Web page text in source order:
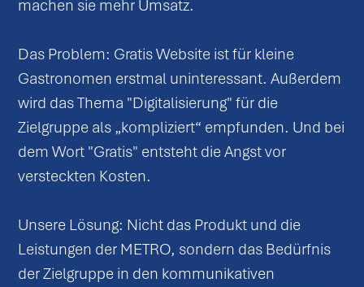
machen sie mehr Umsatz.
Das Problem: Gratis Website ist für kleine
Gastronomen erstmal uninteressant. Außerdem
wird das Thema "Digitalisierung" für die
Zielgruppe als „kompliziert“ empfunden. Und bei
dem Wort "Gratis" entsteht die Angst vor
versteckten Kosten.
Unsere Lösung: Nicht das Produkt und die
Leistungen der METRO, sondern das Bedürfnis
der Zielgruppe in den kommunikativen